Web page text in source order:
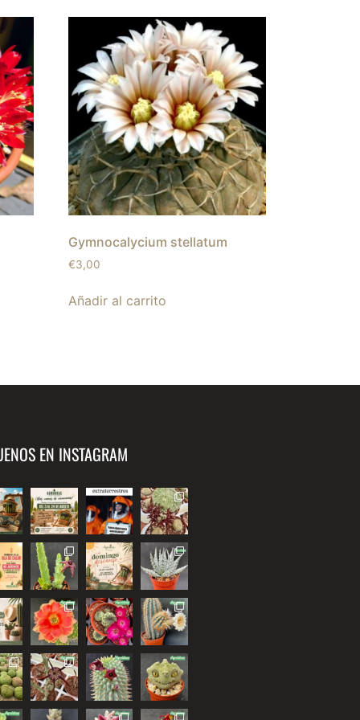
Gymnocalycium stellatum
€3,00
Añadir al carrito
EN INSTAGRAM